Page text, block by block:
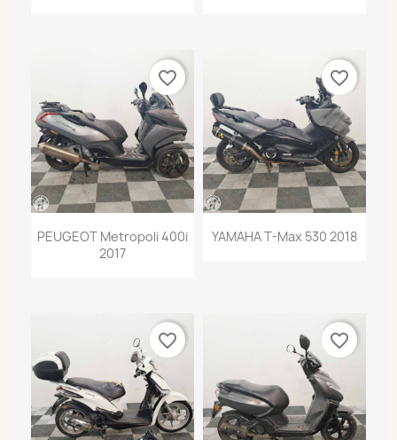
PEUGEOT Metropoli 400i
2017
favorite_border
YAMAHA T-Max 530 2018
favorite_border
favorite_border favorite_border